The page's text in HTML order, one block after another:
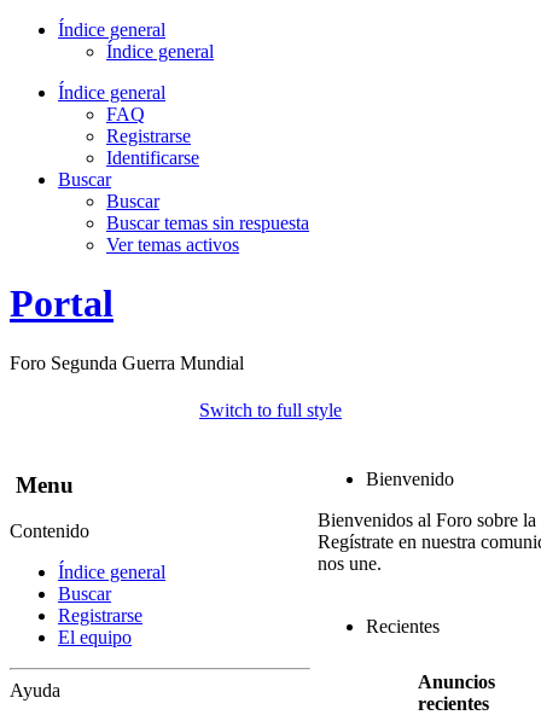
Índice general
Índice general
Índice general
FAQ
Registrarse
Identificarse
Buscar
Buscar
Buscar temas sin respuesta
Ver temas activos
Portal
Foro Segunda Guerra Mundial
Switch to full style
Menu
Contenido
Índice general
Buscar
Registrarse
El equipo
Ayuda
Bienvenido
Bienvenidos al Foro sobre
Regístrate en nuestra
nos une.
Recientes
Anuncios
recientes